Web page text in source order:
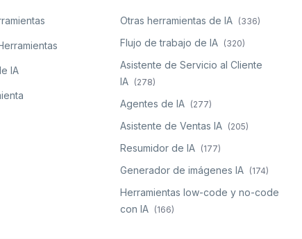
IA
Otras herramientas de IA (336)
Flujo de trabajo de IA (320)
Asistente de Servicio al Cliente
IA
(278)
Agentes de IA (277)
Asistente de Ventas IA (205)
Resumidor de IA (177)
Generador de imágenes IA (174)
Herramientas low-code y no-code
con IA
(166)